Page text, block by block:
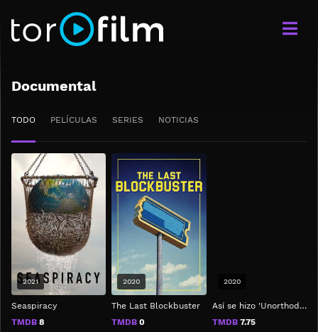
Documental
TODO PELÍCULAS SERIES NOTICIAS
Seaspiracy
TMDB 8
2021
The Last Blockbuster
TMDB 0
2020
Así se hizo 'Unorthodox'
TMDB7.75
2020